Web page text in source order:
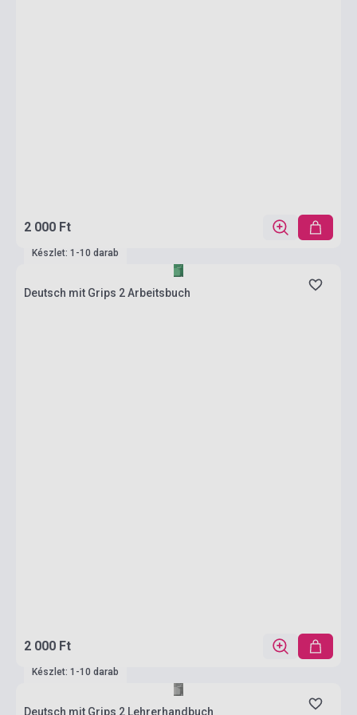
2 000 Ft
Készlet: 1-10 darab
Deutsch mit Grips 2 Arbeitsbuch
2 000 Ft
Készlet: 1-10 darab
Deutsch mit Grips 2 Lehrerhandbuch